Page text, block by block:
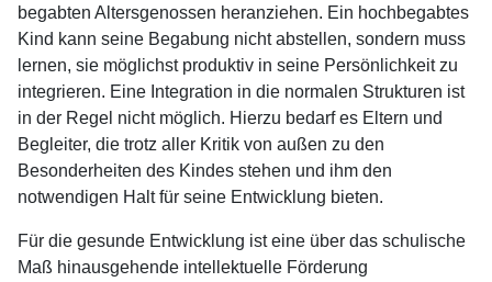
begabten Altersgenossen heranziehen. Ein hochbegabtes
Kind kann seine Begabung nicht abstellen, sondern muss
lernen, sie möglichst produktiv in seine Persönlichkeit zu
integrieren. Eine Integration in die normalen Strukturen ist
in der Regel nicht möglich. Hierzu bedarf es Eltern und
Begleiter, die trotz aller Kritik von außen zu den
Besonderheiten des Kindes stehen und ihm den
notwendigen Halt für seine Entwicklung bieten.
Für die gesunde Entwicklung ist eine über das schulische
Maß hinausgehende intellektuelle Förderung